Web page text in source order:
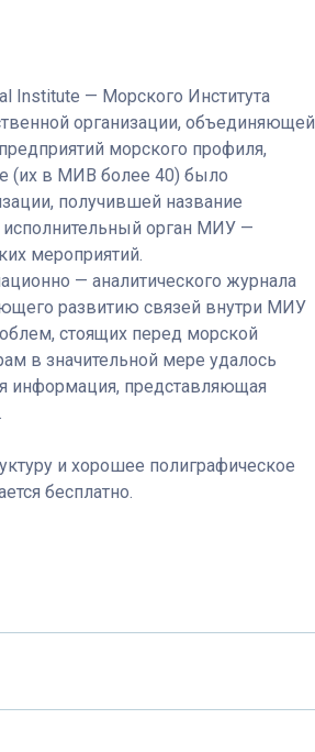
Institute — Морского Института
организации, объединяющей
морского профиля,
(их в МИВ более 40) было
получившей название
орган МИУ —
мероприятий.
— аналитического журнала
развитию связей внутри МИУ
стоящих перед морской
в значительной мере удалось
информация, представляющая
и хорошее полиграфическое
бесплатно.